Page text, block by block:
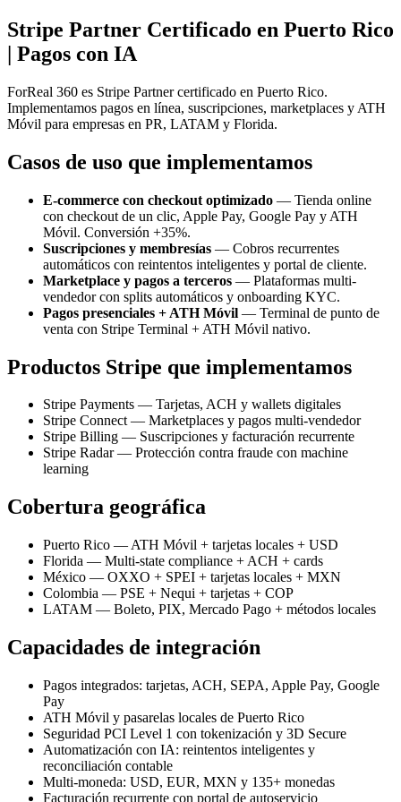
Stripe Partner Certificado en Puerto Rico
| Pagos con IA
ForReal 360 es Stripe Partner certificado en Puerto Rico.
Implementamos pagos en línea, suscripciones, marketplaces y ATH
Móvil para empresas en PR, LATAM y Florida.
Casos de uso que implementamos
E-commerce con checkout optimizado — Tienda online
con checkout de un clic, Apple Pay, Google Pay y ATH
Móvil. Conversión +35%.
Suscripciones y membresías — Cobros recurrentes
automáticos con reintentos inteligentes y portal de cliente.
Marketplace y pagos a terceros — Plataformas multi-
vendedor con splits automáticos y onboarding KYC.
Pagos presenciales + ATH Móvil — Terminal de punto de
venta con Stripe Terminal + ATH Móvil nativo.
Productos Stripe que implementamos
Stripe Payments — Tarjetas, ACH y wallets digitales
Stripe Connect — Marketplaces y pagos multi-vendedor
Stripe Billing — Suscripciones y facturación recurrente
Stripe Radar — Protección contra fraude con machine
learning
Cobertura geográfica
Puerto Rico — ATH Móvil + tarjetas locales + USD
Florida — Multi-state compliance + ACH + cards
México — OXXO + SPEI + tarjetas locales + MXN
Colombia — PSE + Nequi + tarjetas + COP
LATAM — Boleto, PIX, Mercado Pago + métodos locales
Capacidades de integración
Pagos integrados: tarjetas, ACH, SEPA, Apple Pay, Google
Pay
ATH Móvil y pasarelas locales de Puerto Rico
Seguridad PCI Level 1 con tokenización y 3D Secure
Automatización con IA: reintentos inteligentes y
reconciliación contable
Multi-moneda: USD, EUR, MXN y 135+ monedas
Facturación recurrente con portal de autoservicio